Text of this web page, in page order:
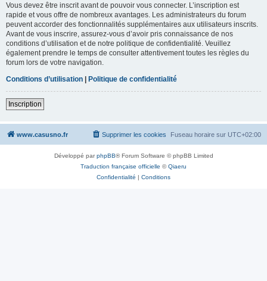
Vous devez être inscrit avant de pouvoir vous connecter. L’inscription est
rapide et vous offre de nombreux avantages. Les administrateurs du forum
peuvent accorder des fonctionnalités supplémentaires aux utilisateurs inscrits.
Avant de vous inscrire, assurez-vous d’avoir pris connaissance de nos
conditions d’utilisation et de notre politique de confidentialité. Veuillez
également prendre le temps de consulter attentivement toutes les règles du
forum lors de votre navigation.
Conditions d’utilisation | Politique de confidentialité
Inscription
www.casusno.fr Fuseau horaire sur UTC+02:00
Supprimer les cookies
Développé parphpBB® Forum Software © phpBB Limited
Traduction française officielle ©Qiaeru
Confidentialité | Conditions